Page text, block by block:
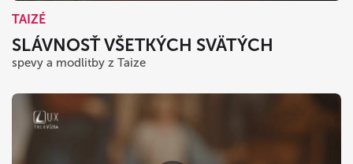
TAIZÉ
SLÁVNOSŤ VŠETKÝCH SVÄTÝCH
spevy a modlitby z Taize